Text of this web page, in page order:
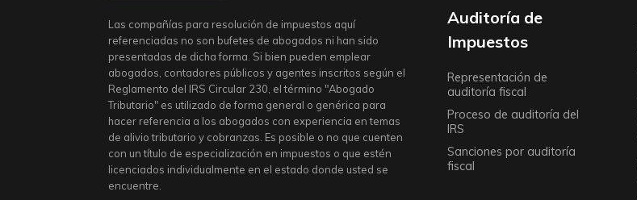
Las compañías para resolución de impuestos aquí
referenciadas no son bufetes de abogados ni han sido
presentadas de dicha forma. Si bien pueden emplear
abogados, contadores públicos y agentes inscritos según el
Reglamento del IRS Circular 230, el término "Abogado
Tributario" es utilizado de forma general o genérica para
hacer referencia a los abogados con experiencia en temas
de alivio tributario y cobranzas. Es posible o no que cuenten
con un título de especialización en impuestos o que estén
licenciados individualmente en el estado donde usted se
encuentre.
Auditoría de
Impuestos
Representación de
auditoría fiscal
Proceso de auditoría del
IRS
Sanciones por auditoría
fiscal